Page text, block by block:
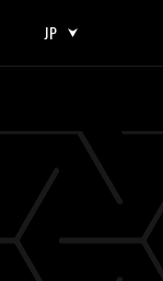
JP
EN